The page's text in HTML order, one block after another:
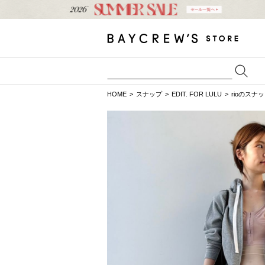
HOME スナップ EDIT. FOR LULU rioのスナ